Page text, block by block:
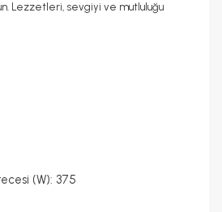
Lezzetleri, sevgiyi ve mutluluğu
(W): 375